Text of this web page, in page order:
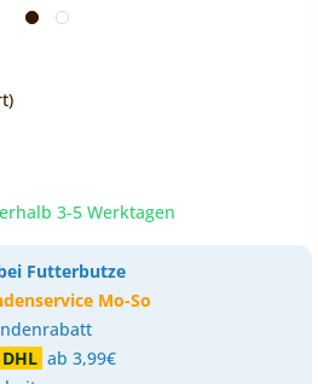
3-5 Werktagen
Futterbutze
Mo-So
DHL ab 3,99€